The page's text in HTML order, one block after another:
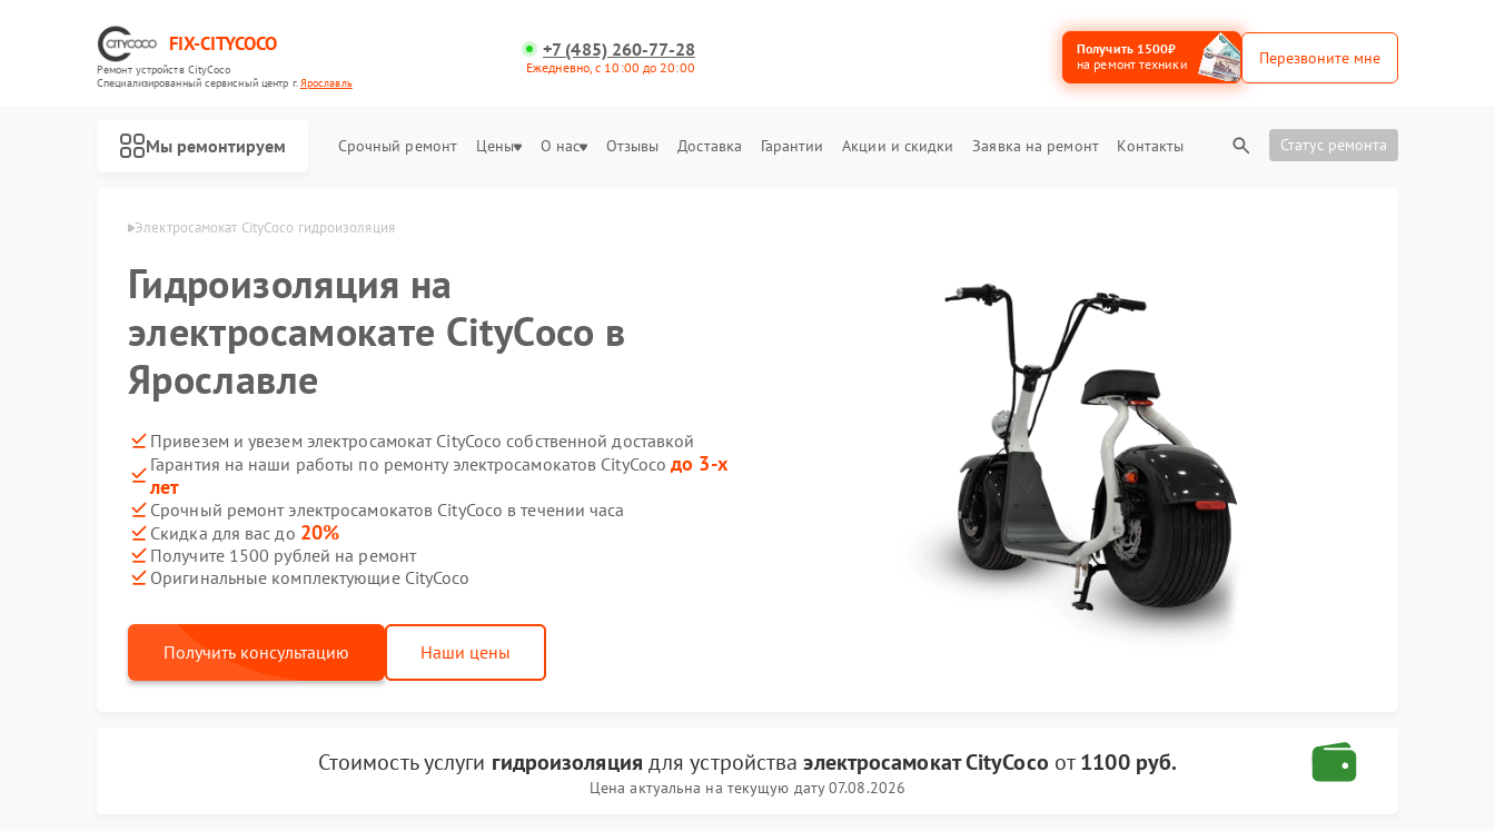
FIX-CITYCOCO
Ремонт устройств CityCoco
Специализированный cервисный центр г.Ярославль
+7 (485) 260-77-28
Ежедневно, с 10:00 до 20:00
Получить 1500₽
на ремонт техники
Перезвоните мне
Мы ремонтируем Срочный ремонт Цены О нас Отзывы Доставка Гарантии Акции и скидки Заявка на ремонт Контакты Статус ремонта
в Ярославле Электросамокат CityCoco гидроизоляция
Гидроизоляция на
электросамокате CityCoco в
Ярославле
Привезем и увезем электросамокат CityCoco собственной доставкой
Гарантия на наши работы по ремонту электросамокатов CityCocoдо 3-х
лет
Срочный ремонт электросамокатов CityCoco в течении часа
Скидка для вас до 20%
Получите 1500 рублей на ремонт
Оригинальные комплектующие CityCoco
Получить консультацию Наши цены
Стоимость услуги гидроизоляция для устройстваэлектросамокат CityCoco от1100 руб.
Цена актуальна на текущую дату 07.08.2026